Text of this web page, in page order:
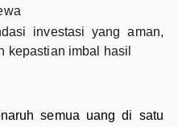
investasi yang aman,
kepastian imbal hasil
semua uang di satu